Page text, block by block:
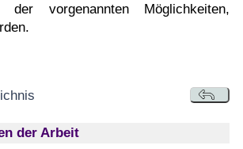
der vorgenannten Möglichkeiten,
der Arbeit